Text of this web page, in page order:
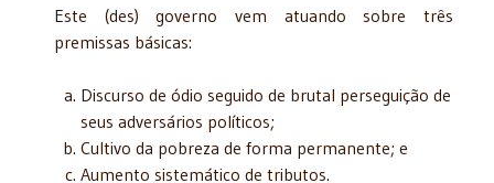
Este (des) governo vem atuando sobre três
premissas básicas:
Discurso de ódio seguido de brutal perseguição de
seus adversários políticos;
Cultivo da pobreza de forma permanente; e
Aumento sistemático de tributos.